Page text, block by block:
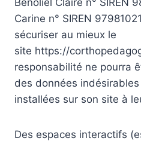
Benoliel Claire n° SIREN
Carine n° SIREN
sécuriser au mieux le
site https://
responsabilité ne pourra
des données
installées sur son site à
Des espaces interactifs